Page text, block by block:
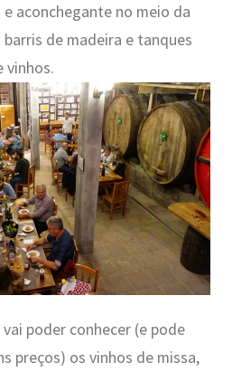
aconchegante no meio da
de madeira e tanques
vinhos.
poder conhecer (e pode
preços) os vinhos de missa,